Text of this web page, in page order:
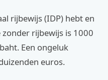
rijbewijs (IDP) hebt en
rijbewijs is 1000
Een ongeluk
euros.